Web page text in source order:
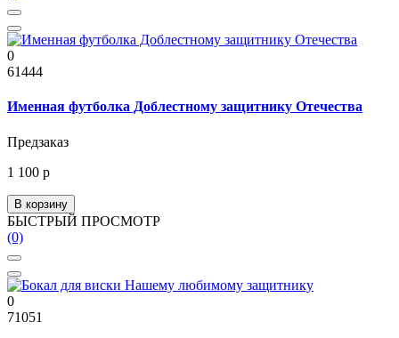
0
61444
Именная футболка Доблестному защитнику Отечества
Предзаказ
1 100 р
В корзину
БЫСТРЫЙ ПРОСМОТР
(0)
0
71051